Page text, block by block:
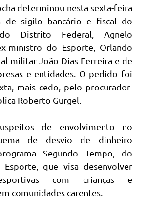
determinou nesta sexta-feira
de sigilo bancário e fiscal do
Distrito Federal, Agnelo
ministro do Esporte, Orlando
militar João Dias Ferreira e de
e entidades. O pedido foi
mais cedo, pelo procurador-
Roberto Gurgel.
de envolvimento no
de desvio de dinheiro
Segundo Tempo, do
que visa desenvolver
com crianças e
comunidades carentes.